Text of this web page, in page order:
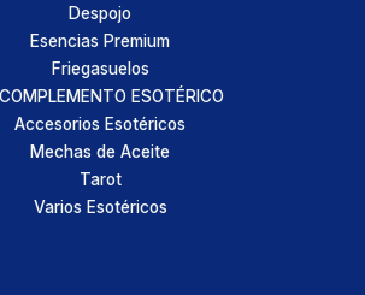
Despojo
Esencias Premium
Friegasuelos
COMPLEMENTO ESOTÉRICO
Accesorios Esotéricos
Mechas de Aceite
Tarot
Varios Esotéricos